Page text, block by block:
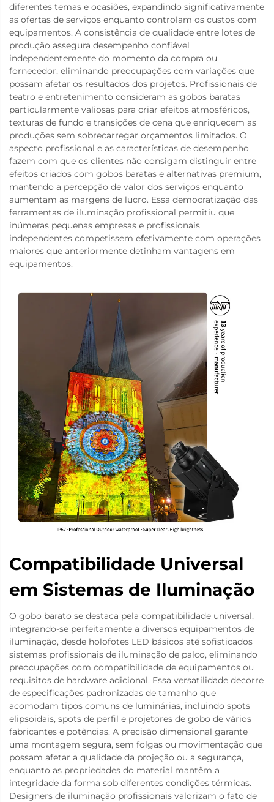
diferentes temas e ocasiões, expandindo significativamente
as ofertas de serviços enquanto controlam os custos com
equipamentos. A consistência de qualidade entre lotes de
produção assegura desempenho confiável
independentemente do momento da compra ou
fornecedor, eliminando preocupações com variações que
possam afetar os resultados dos projetos. Profissionais de
teatro e entretenimento consideram as gobos baratas
particularmente valiosas para criar efeitos atmosféricos,
texturas de fundo e transições de cena que enriquecem as
produções sem sobrecarregar orçamentos limitados. O
aspecto profissional e as características de desempenho
fazem com que os clientes não consigam distinguir entre
efeitos criados com gobos baratas e alternativas premium,
mantendo a percepção de valor dos serviços enquanto
aumentam as margens de lucro. Essa democratização das
ferramentas de iluminação profissional permitiu que
inúmeras pequenas empresas e profissionais
independentes competissem efetivamente com operações
maiores que anteriormente detinham vantagens em
equipamentos.
Compatibilidade Universal
em Sistemas de Iluminação
O gobo barato se destaca pela compatibilidade universal,
integrando-se perfeitamente a diversos equipamentos de
iluminação, desde holofotes LED básicos até sofisticados
sistemas profissionais de iluminação de palco, eliminando
preocupações com compatibilidade de equipamentos ou
requisitos de hardware adicional. Essa versatilidade decorre
de especificações padronizadas de tamanho que
acomodam tipos comuns de luminárias, incluindo spots
elipsoidais, spots de perfil e projetores de gobo de vários
fabricantes e potências. A precisão dimensional garante
uma montagem segura, sem folgas ou movimentação que
possam afetar a qualidade da projeção ou a segurança,
enquanto as propriedades do material mantêm a
integridade da forma sob diferentes condições térmicas.
Designers de iluminação profissionais valorizam o fato de